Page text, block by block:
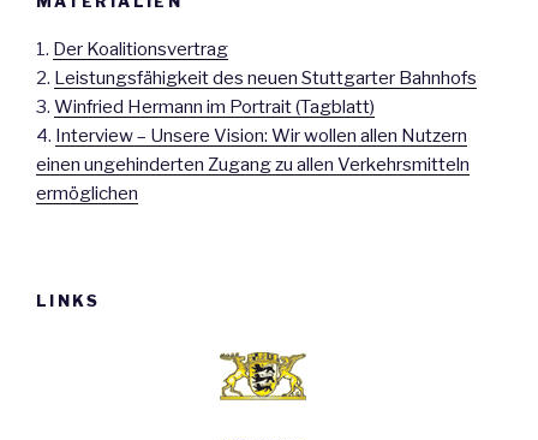
1. Der Koalitionsvertrag
2. Leistungsfähigkeit des neuen Stuttgarter Bahnhofs
3. Winfried Hermann im Portrait (Tagblatt)
4. Interview – Unsere Vision: Wir wollen allen Nutzern
einen ungehinderten Zugang zu allen Verkehrsmitteln
ermöglichen
LINKS